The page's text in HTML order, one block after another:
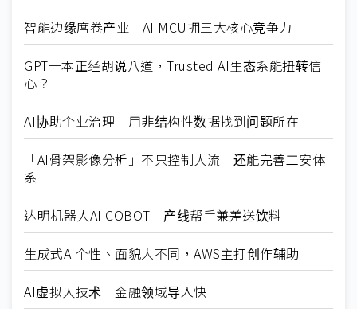
智能边缘席卷产业 AI MCU拥三大核心竞争力
GPT一本正经胡说八道，Trusted AI生态系能扭转信
心？
AI协助企业治理 用非结构性数据找到问题所在
「AI骨架影像分析」不只控制人流 还能完善工安体
系
达明机器人AI COBOT 产线帮手兼差送饮料
生成式AI个性、面貌大不同，AWS主打创作辅助
AI虚拟人技术 金融领域导入快